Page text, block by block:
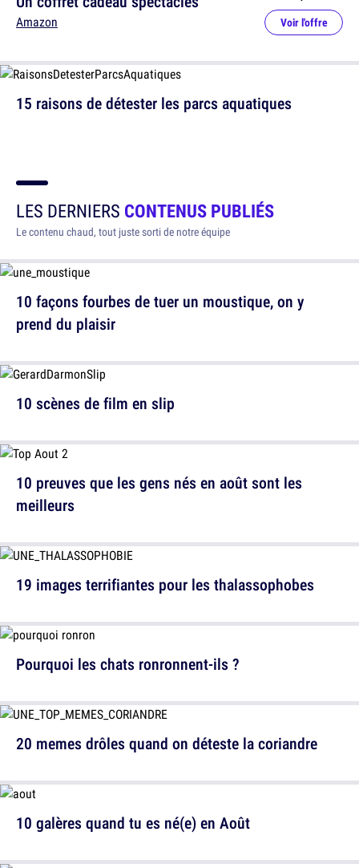
Amazon Voir l'offre
15 raisons de détester les parcs aquatiques
LES DERNIERS CONTENUS PUBLIÉS
Le contenu chaud, tout juste sorti de notre équipe
10 façons fourbes de tuer un moustique, on y
prend du plaisir
10 preuves que les gens nés en août sont les
meilleurs
Pourquoi les chats ronronnent-ils ?
10 galères quand tu es né(e) en Août
10 scènes de film en slip
19 images terrifiantes pour les thalassophobes
20 memes drôles quand on déteste la coriandre